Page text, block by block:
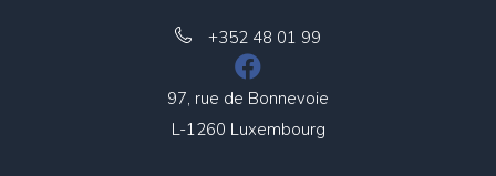
+352 48 01 99
97, rue de Bonnevoie
L-1260 Luxembourg